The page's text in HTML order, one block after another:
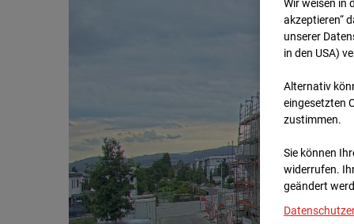
Wir weisen in
akzeptieren“
unserer
in den USA)
Alternativ
eingesetzten
zustimmen.
Sie können
widerrufen.
geändert